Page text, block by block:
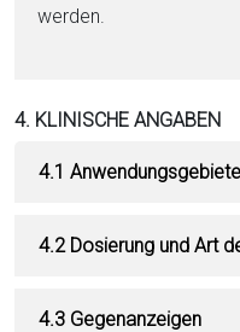
werden.
4. KLINISCHE ANGABEN
4.1 Anwendungsgebiete
4.2 Dosierung und Art
4.3 Gegenanzeigen